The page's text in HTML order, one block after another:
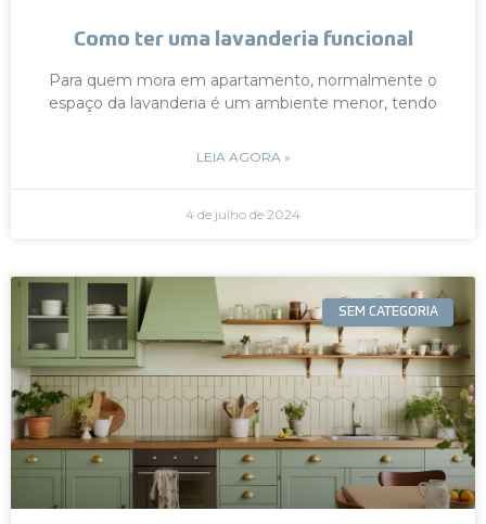
Como ter uma lavanderia funcional
Para quem mora em apartamento, normalmente o
espaço da lavanderia é um ambiente menor, tendo
LEIA AGORA »
4 de julho de 2024
SEM CATEGORIA